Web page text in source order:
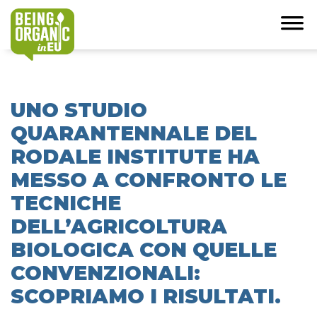
UNO STUDIO
QUARANTENNALE DEL
RODALE INSTITUTE HA
MESSO A CONFRONTO LE
TECNICHE
DELL’AGRICOLTURA
BIOLOGICA CON QUELLE
CONVENZIONALI:
SCOPRIAMO I RISULTATI.